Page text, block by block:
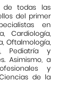
de todas las
del primer
en
Cardiología,
Oftalmología,
Pediatría y
Asimismo, a
y
de la